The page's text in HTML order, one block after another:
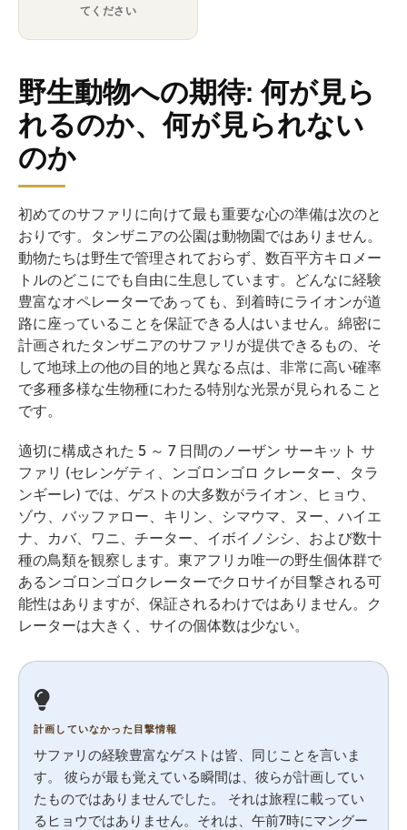
てください
野生動物への期待: 何が見ら
れるのか、何が見られない
のか
初めてのサファリに向けて最も重要な心の準備は次のと
おりです。タンザニアの公園は動物園ではありません。
動物たちは野生で管理されておらず、数百平方キロメー
トルのどこにでも自由に生息しています。どんなに経験
豊富なオペレーターであっても、到着時にライオンが道
路に座っていることを保証できる人はいません。綿密に
計画されたタンザニアのサファリが提供できるもの、そ
して地球上の他の目的地と異なる点は、非常に高い確率
で多種多様な生物種にわたる特別な光景が見られること
です。
適切に構成された 5 ～ 7 日間のノーザン サーキット サ
ファリ (セレンゲティ、ンゴロンゴロ クレーター、タラ
ンギーレ) では、ゲストの大多数がライオン、ヒョウ、
ゾウ、バッファロー、キリン、シマウマ、ヌー、ハイエ
ナ、カバ、ワニ、チーター、イボイノシシ、および数十
種の鳥類を観察します。東アフリカ唯一の野生個体群で
あるンゴロンゴロクレーターでクロサイが目撃される可
能性はありますが、保証されるわけではありません。ク
レーターは大きく、サイの個体数は少ない。
計画していなかった目撃情報
サファリの経験豊富なゲストは皆、同じことを言いま
す。 彼らが最も覚えている瞬間は、彼らが計画してい
たものではありませんでした。 それは旅程に載ってい
るヒョウではありません。それは、午前7時にマングー